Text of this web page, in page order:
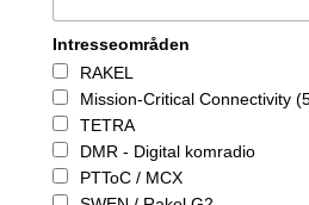
Intresseområden
RAKEL
Mission-Critical Connectivity
TETRA
DMR - Digital komradio
PTToC / MCX